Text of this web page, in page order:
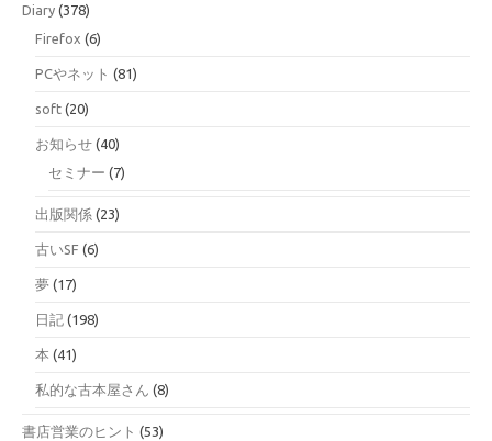
Diary (378)
Firefox (6)
PCやネット (81)
soft (20)
お知らせ (40)
セミナー (7)
出版関係 (23)
古いSF (6)
夢 (17)
日記 (198)
本 (41)
私的な古本屋さん (8)
書店営業のヒント (53)